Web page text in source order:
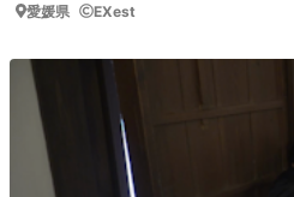
愛媛県 EXest